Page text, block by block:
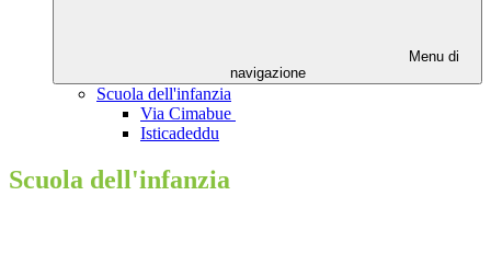
Menu di
navigazione
Scuola dell'infanzia
Via Cimabue
Isticadeddu
Scuola dell'infanzia